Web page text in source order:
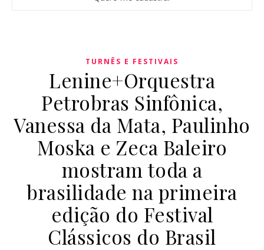
TURNÊS E FESTIVAIS
Lenine+Orquestra
Petrobras Sinfônica,
Vanessa da Mata, Paulinho
Moska e Zeca Baleiro
mostram toda a
brasilidade na primeira
edição do Festival
Clássicos do Brasil